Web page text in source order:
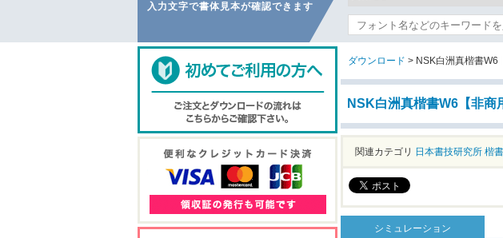
入力文字で書体見本が確認できます
ダウンロード > NSK白洲真楷書W6
NSK白洲真楷書W6【非商
関連カテゴリ 日本書技研究所 楷
シミュレーション